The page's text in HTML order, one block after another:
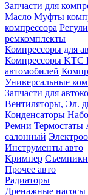
Запчасти для
Масло Муфты
компрессора
ремкомплекты
Компрессоры для
Компрессоры KTC
автомобилей
Универсальные
Запчасти для
Вентиляторы, Эл.
Конденсаторы
Ремни Термостаты
салонный
Инструменты авто
Кримпер Съемники
Прочее авто
Радиаторы
Дренажные